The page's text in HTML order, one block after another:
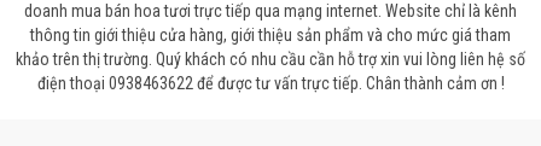
doanh mua bán hoa tươi trực tiếp qua mạng internet. Website chỉ là kênh
thông tin giới thiệu cửa hàng, giới thiệu sản phẩm và cho mức giá tham
khảo trên thị trường. Quý khách có nhu cầu cần hỗ trợ xin vui lòng liên hệ số
điện thoại 0938463622 để được tư vấn trực tiếp. Chân thành cảm ơn !